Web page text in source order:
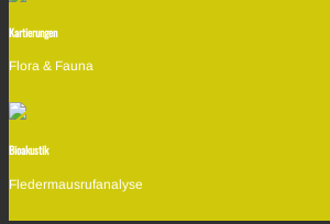
Kartierungen
Flora & Fauna
Bioakustik
Fledermausrufanalyse